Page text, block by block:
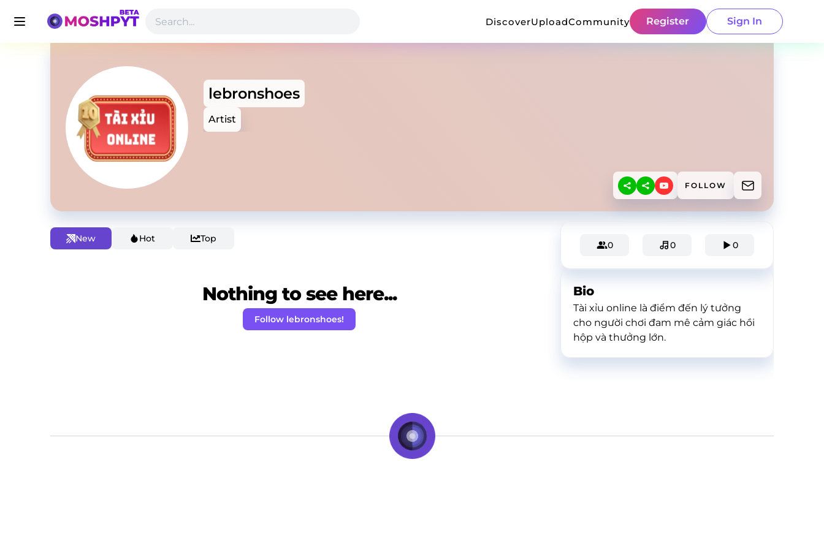
DiscoverUploadCommunity Register Sign In
lebronshoes
Artist
FOLLOW
New Hot Top
Nothing to see here...
Follow lebronshoes!
0 0 0
Bio
Tài xỉu online là điểm đến lý tưởng
cho người chơi đam mê cảm giác hồi
hộp và thưởng lớn.